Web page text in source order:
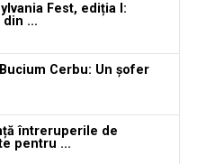
pe Social Media
Fest, ediția I:
din ...
Cerbu: Un șofer
întreruperile de
pentru ...